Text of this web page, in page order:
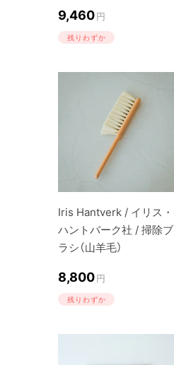
9,460円
残りわずか
Iris Hantverk / イリス・
ハントバーク社 / 掃除ブ
ラシ（山羊毛）
8,800円
残りわずか